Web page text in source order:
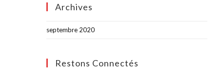
Archives
septembre 2020
Restons Connectés